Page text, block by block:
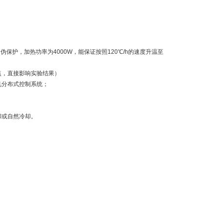
保护，加热功率为4000W，能保证按照120℃/h的速度升温至
直接影响实验结果）
分布式控制系统；
自然冷却。